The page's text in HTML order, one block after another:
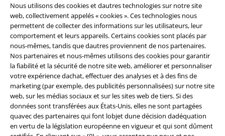
Nous utilisons des cookies et dautres technologies sur notre site
web, collectivement appelés « cookies ». Ces technologies nous
permettent de collecter des informations sur les utilisateurs, leur
comportement et leurs appareils. Certains cookies sont placés par
nous-mêmes, tandis que dautres proviennent de nos partenaires.
Nos partenaires et nous-mêmes utilisons des cookies pour garantir
la fiabilité et la sécurité de notre site web, améliorer et personnaliser
votre expérience dachat, effectuer des analyses et à des fins de
marketing (par exemple, des publicités personnalisées) sur notre site
web, sur les médias sociaux et sur les sites web de tiers. Si des
données sont transférées aux États-Unis, elles ne sont partagées
quavec des partenaires qui font lobjet dune décision dadéquation
en vertu de la législation européenne en vigueur et qui sont dûment
Légal
Conditions générales
Éditeur